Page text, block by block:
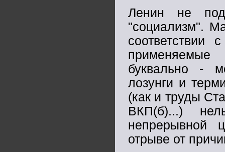
Ленин не
"социализм".
буквально -
лозунги и
(как и труды
ВКП(б)...)
непрерывной
отрыве от